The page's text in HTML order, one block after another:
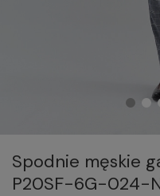
Spodnie męskie
P20SF-6G-024-